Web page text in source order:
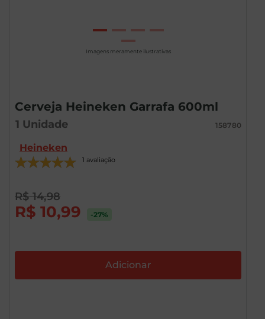
Imagens meramente ilustrativas
Cerveja Heineken Garrafa 600ml
1 Unidade 158780
Heineken
1 avaliação
R$ 14,98
R$ 10,99 -27%